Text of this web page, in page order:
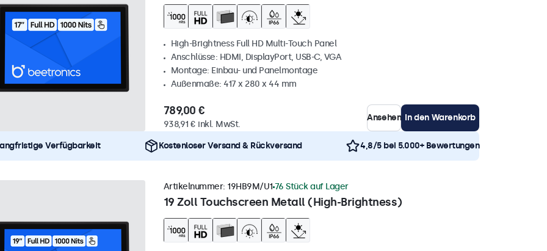
High-Brightness Full HD Multi-Touch Panel
Anschlüsse: HDMI, DisplayPort, USB-C, VGA
Montage: Einbau- und Panelmontage
Außenmaße: 417 x 280 x 44 mm
789,00 €
938,91 € inkl. MwSt.
Ansehen In den Warenkorb
Verfügbarkeit Kostenloser Versand & Rückversand 4,8/5 bei 5.000+ Bewertungen
19 Zoll Touchscreen Metall (High-Brightness)
Artikelnummer: 19HB9M/U1 76 Stück auf Lager